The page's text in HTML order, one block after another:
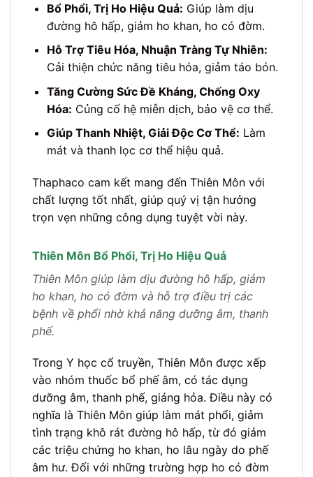
Bổ Phổi, Trị Ho Hiệu Quả: Giúp làm dịu
đường hô hấp, giảm ho khan, ho có đờm.
Hỗ Trợ Tiêu Hóa, Nhuận Tràng Tự Nhiên:
Cải thiện chức năng tiêu hóa, giảm táo bón.
Tăng Cường Sức Đề Kháng, Chống Oxy
Hóa: Củng cố hệ miễn dịch, bảo vệ cơ thể.
Giúp Thanh Nhiệt, Giải Độc Cơ Thể: Làm
mát và thanh lọc cơ thể hiệu quả.
Thaphaco cam kết mang đến Thiên Môn với
chất lượng tốt nhất, giúp quý vị tận hưởng
trọn vẹn những công dụng tuyệt vời này.
Thiên Môn Bổ Phổi, Trị Ho Hiệu Quả
Thiên Môn giúp làm dịu đường hô hấp, giảm
ho khan, ho có đờm và hỗ trợ điều trị các
bệnh về phổi nhờ khả năng dưỡng âm, thanh
phế.
Trong Y học cổ truyền, Thiên Môn được xếp
vào nhóm thuốc bổ phế âm, có tác dụng
dưỡng âm, thanh phế, giáng hỏa. Điều này có
nghĩa là Thiên Môn giúp làm mát phổi, giảm
tình trạng khô rát đường hô hấp, từ đó giảm
các triệu chứng ho khan, ho lâu ngày do phế
âm hư. Đối với những trường hợp ho có đờm